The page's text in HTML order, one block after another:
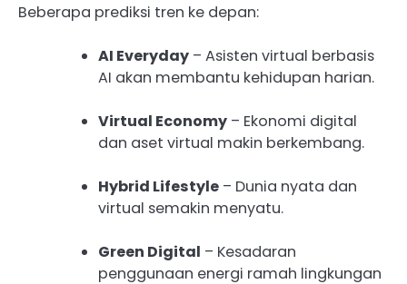
Beberapa prediksi tren ke depan:
AI Everyday – Asisten virtual berbasis
AI akan membantu kehidupan harian.
Virtual Economy – Ekonomi digital
dan aset virtual makin berkembang.
Hybrid Lifestyle – Dunia nyata dan
virtual semakin menyatu.
Green Digital – Kesadaran
penggunaan energi ramah lingkungan